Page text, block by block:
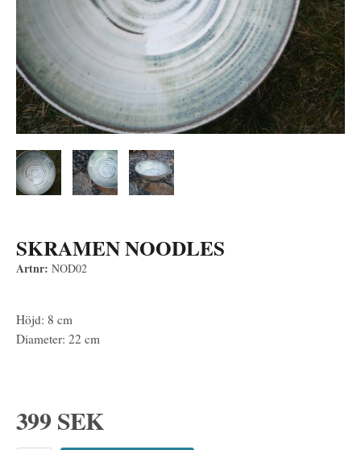
SKRAMEN NOODLES
Artnr: NOD02
Höjd: 8 cm
Diameter: 22 cm
399 SEK